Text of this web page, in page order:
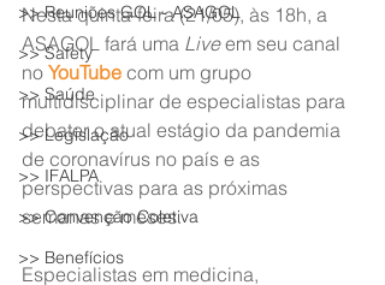
>> Reuniões GOL - ASAGOL
>> Safety
>> Saúde
>> Legislação
>> IFALPA
>> Convenção Coletiva
>> Benefícios
Nesta quinta-feira (21/05), às 18h, a
ASAGOL fará uma Live em seu canal
no YouTube com um grupo
multidisciplinar de especialistas para
debater o atual estágio da pandemia
de coronavírus no país e as
perspectivas para as próximas
semanas e meses.
Especialistas em medicina,